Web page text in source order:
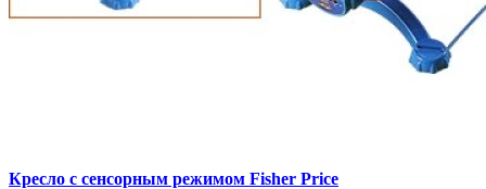
Кресло с сенсорным режимом Fisher Price